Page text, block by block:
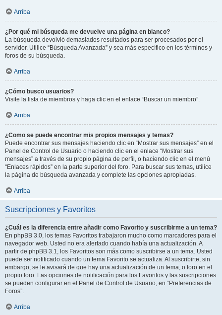
Arriba
¿Por qué mi búsqueda me devuelve una página en blanco?
La búsqueda devolvió demasiados resultados para ser procesados por el
servidor. Utilice “Búsqueda Avanzada” y sea más específico en los términos y
foros de su búsqueda.
Arriba
¿Cómo busco usuarios?
Visite la lista de miembros y haga clic en el enlace “Buscar un miembro”.
Arriba
¿Como se puede encontrar mis propios mensajes y temas?
Puede encontrar sus mensajes haciendo clic en “Mostrar sus mensajes” en el
Panel de Control de Usuario o haciendo clic en el enlace “Mostrar sus
mensajes” a través de su propio página de perfil, o haciendo clic en el menú
“Enlaces rápidos” en la parte superior del foro. Para buscar sus temas, utilice
la página de búsqueda avanzada y complete las opciones apropiadas.
Arriba
Suscripciones y Favoritos
¿Cuál es la diferencia entre añadir como Favorito y suscribirme a un tema?
En phpBB 3.0, los temas Favoritos trabajaron mucho como marcadores para el
navegador web. Usted no era alertado cuando había una actualización. A
partir de phpBB 3.1, los Favoritos son más como suscribirse a un tema. Usted
puede ser notificado cuando un tema Favorito se actualiza. Al suscribirte, sin
embargo, se le avisará de que hay una actualización de un tema, o foro en el
propio foro. Las opciones de notificación para los Favoritos y las suscripciones
se pueden configurar en el Panel de Control de Usuario, en “Preferencias de
Foros”.
Arriba